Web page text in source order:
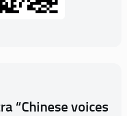
“Chinese voices